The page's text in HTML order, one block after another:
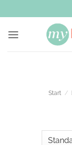
Inhalt
springen
Start /